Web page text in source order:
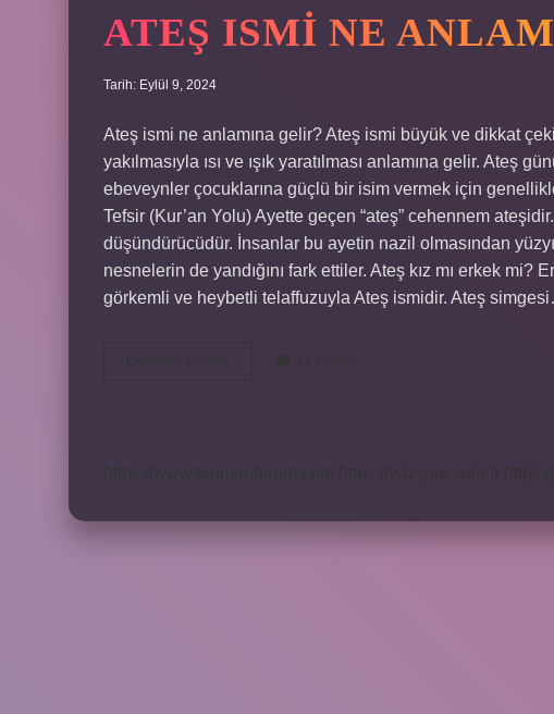
ATEŞ ISMI NE
Tarih: Eylül 9, 2024
Ateş ismi ne anlamına gelir? Ateş ismi büyük ve dikkat
yakılmasıyla ısı ve ışık yaratılması anlamına gelir. Ateş
ebeveynler çocuklarına güçlü bir isim vermek için
Tefsir (Kur’an Yolu) Ayette geçen “ateş” cehennem
düşündürücüdür. İnsanlar bu ayetin nazil olmasından
nesnelerin de yandığını fark ettiler. Ateş kız mı erkek
görkemli ve heybetli telaffuzuyla Ateş ismidir. Ateş